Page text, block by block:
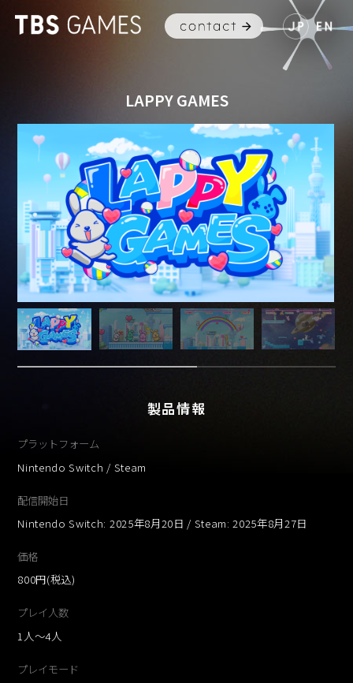
LAPPY GAMES
製品情報
プラットフォーム
Nintendo Switch / Steam
配信開始日
Nintendo Switch: 2025年8月20日 / Steam: 2025年8月27日
価格
800円(税込)
プレイ人数
1人〜4人
プレイモード